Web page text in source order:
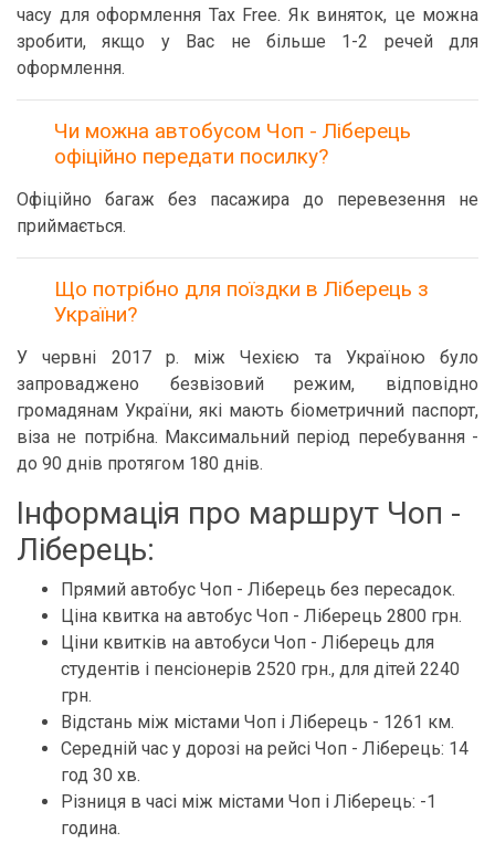
часу для оформлення Tax Free. Як виняток, це можна
зробити, якщо у Вас не більше 1-2 речей для
оформлення.
Чи можна автобусом Чоп - Ліберець
офіційно передати посилку?
Офіційно багаж без пасажира до перевезення не
приймається.
Що потрібно для поїздки в Ліберець з
України?
У червні 2017 р. між Чехією та Україною було
запроваджено безвізовий режим, відповідно
громадянам України, які мають біометричний паспорт,
віза не потрібна. Максимальний період перебування -
до 90 днів протягом 180 днів.
Інформація про маршрут Чоп -
Ліберець:
Прямий автобус Чоп - Ліберець без пересадок.
Ціна квитка на автобус Чоп - Ліберець 2800 грн.
Ціни квитків на автобуси Чоп - Ліберець для
студентів і пенсіонерів 2520 грн., для дітей 2240
грн.
Відстань між містами Чоп і Ліберець - 1261 км.
Середній час у дорозі на рейсі Чоп - Ліберець: 14
год 30 хв.
Різниця в часі між містами Чоп і Ліберець: -1
година.